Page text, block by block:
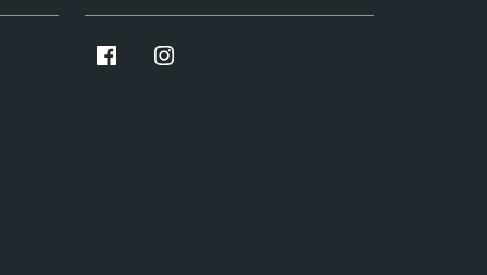
facebook